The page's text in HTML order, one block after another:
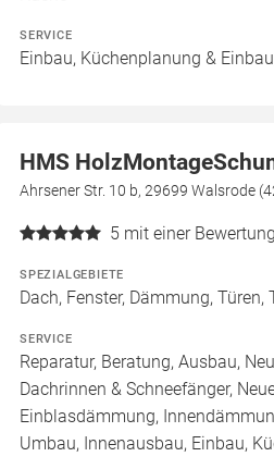
SERVICE
Einbau, Küchenplanung &
HMS
Ahrsener Str. 10 b, 29699 Walsrode
5 mit einer Bewertung
SPEZIALGEBIETE
Dach, Fenster, Dämmung,
SERVICE
Reparatur, Beratung, Ausbau,
Dachrinnen & Schneefänger,
Einblasdämmung,
Umbau, Innenausbau, Einbau,